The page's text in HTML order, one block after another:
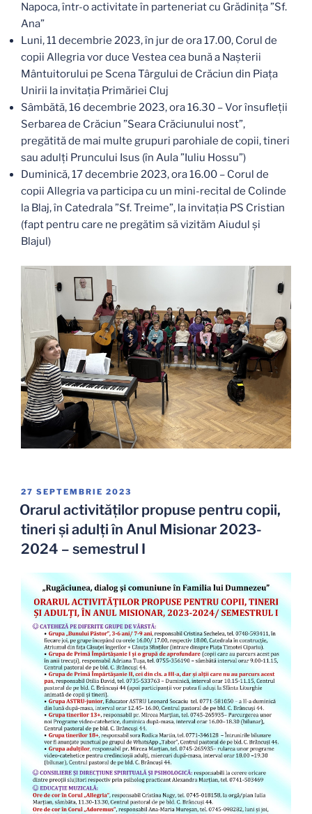
Napoca, într-o activitate în parteneriat cu Grădinița ”Sf.
Ana”
Luni, 11 decembrie 2023, în jur de ora 17.00, Corul de
copii Allegria vor duce Vestea cea bună a Nașterii
Mântuitorului pe Scena Târgului de Crăciun din Piața
Unirii la invitația Primăriei Cluj
Sâmbătă, 16 decembrie 2023, ora 16.30 – Vor însufleții
Serbarea de Crăciun ”Seara Crăciunului nost”,
pregătită de mai multe grupuri parohiale de copii, tineri
sau adulți Pruncului Isus (în Aula ”Iuliu Hossu”)
Duminică, 17 decembrie 2023, ora 16.00 – Corul de
copii Allegria va participa cu un mini-recital de Colinde
la Blaj, în Catedrala ”Sf. Treime”, la invitația PS Cristian
(fapt pentru care ne pregătim să vizităm Aiudul și
Blajul)
PUBLICAT
PE
27 SEPTEMBRIE 2023
Orarul activităților propuse pentru copii,
tineri și adulți în Anul Misionar 2023-
2024 – semestrul I